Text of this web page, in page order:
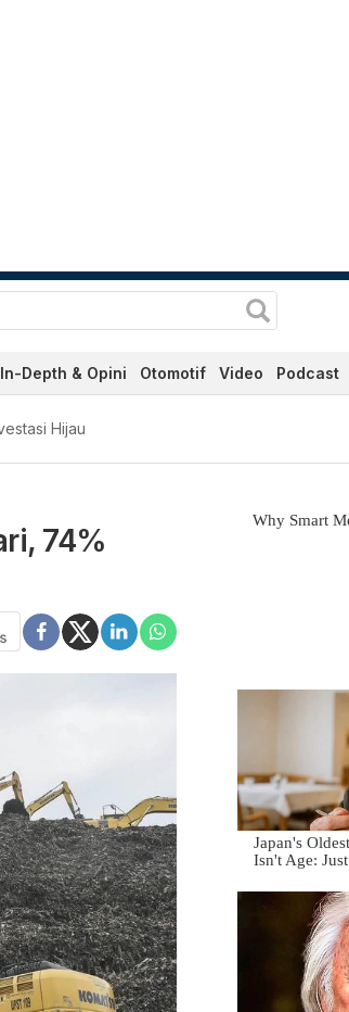
In-Depth & Opini Otomotif Video Podcast
Hijau
74%